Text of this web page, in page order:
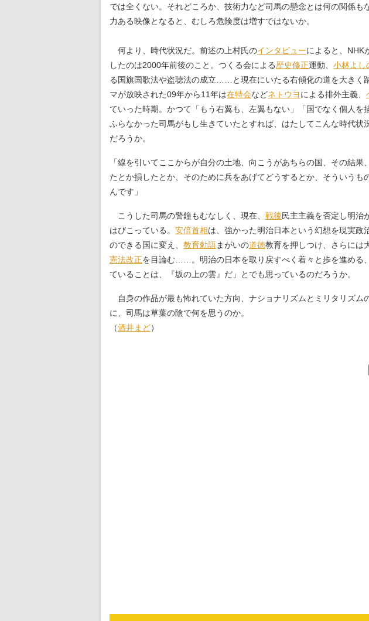
では全くない。それどころか、技術力など司馬の懸念とは何の関係も
力ある映像となると、むしろ危険度は増すではないか。
何より、時代状況だ。前述の上村氏のインタビューによると、NHK
したのは2000年前後のこと。つくる会による歴史修正運動、 小林よし
る国旗国歌法や盗聴法の成立……と現在にいたる右傾化の道を大きく
マが放映された09年から11年は在特会などネトウヨによる排外主義、
ていった時期。かつて「もう右翼も、左翼もない」「国でなく個人を
ふらなかった司馬がもし生きていたとすれば、はたしてこんな時代状
だろうか。
「線を引いてここからが自分の土地、向こうがあちらの国、その結果
たとか損したとか、そのために兵をあげてどうするとか、そういうも
んです」
こうした司馬の警鐘もむなしく、現在、 戦後民主主義を否定し明治
はびこっている。 安倍首相は、強かった明治日本という幻想を現実政
のできる国に変え、 教育勅語まがいの道徳教育を押しつけ、さらには
憲法改正を目論む……。明治の日本を取り戻すべく着々と歩を進める
ていることは、『坂の上の雲』だ」とでも思っているのだろうか。
自身の作品が最も怖れていた方向、ナショナリズムとミリタリズム
に、司馬は草葉の陰で何を思うのか。
（酒井まど）